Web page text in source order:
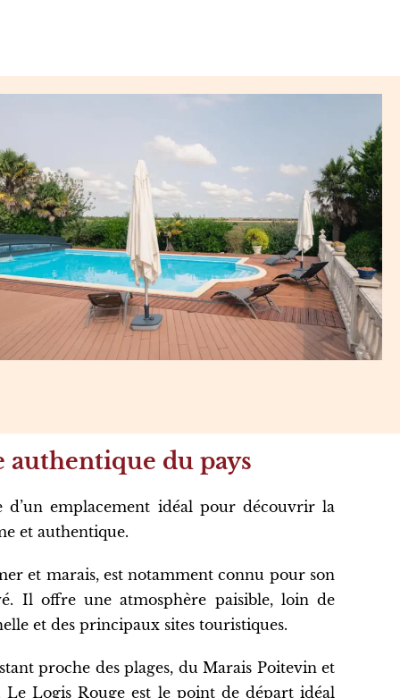
authentique du pays
d’un emplacement idéal pour découvrir la
et authentique.
et marais, est notamment connu pour son
Il offre une atmosphère paisible, loin de
et des principaux sites touristiques.
proche des plages, du Marais Poitevin et
Logis Rouge est le point de départ idéal